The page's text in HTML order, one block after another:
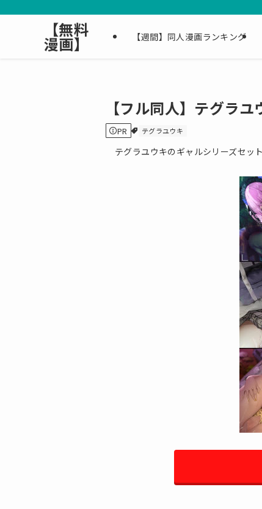
【無料
漫画】 【週間】同人漫画ランキング
【フル同人】テグラ
PR テグラユウキ
テグラユウキのギャルシリーズセット